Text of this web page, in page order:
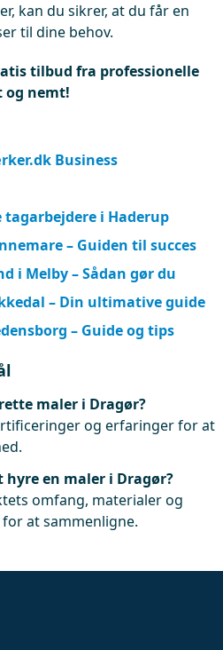
kan du sikrer, at du får en
til dine behov.
tilbud fra professionelle
og nemt!
Business
i Haderup
– Guiden til succes
i Melby – Sådan gør du
– Din ultimative guide
– Guide og tips
maler i Dragør?
og erfaringer for at
en maler i Dragør?
omfang, materialer og
at sammenligne.